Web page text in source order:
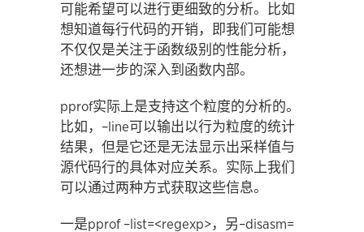
可能希望可以进行更细致的分析。比如
想知道每行代码的开销，即我们可能想
不仅仅是关注于函数级别的性能分析，
还想进一步的深入到函数内部。
pprof实际上是支持这个粒度的分析的。
比如，–line可以输出以行为粒度的统计
结果，但是它还是无法显示出采样值与
源代码行的具体对应关系。实际上我们
可以通过两种方式获取这些信息。
一是pprof –list=<regexp>，另–disasm=